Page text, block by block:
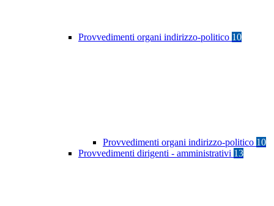
Provvedimenti organi indirizzo-politico 10
Provvedimenti organi indirizzo-politico 10
Provvedimenti dirigenti - amministrativi 13